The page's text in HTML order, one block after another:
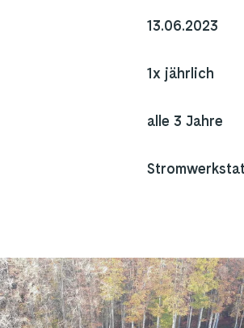
13.06.2023
1x jährlich
alle 3 Jahre